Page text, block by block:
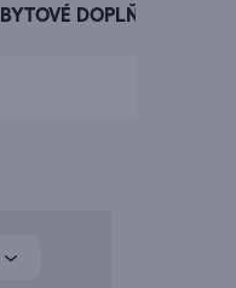
KOŠÍK
BYTOVÉ DOPLŇKY